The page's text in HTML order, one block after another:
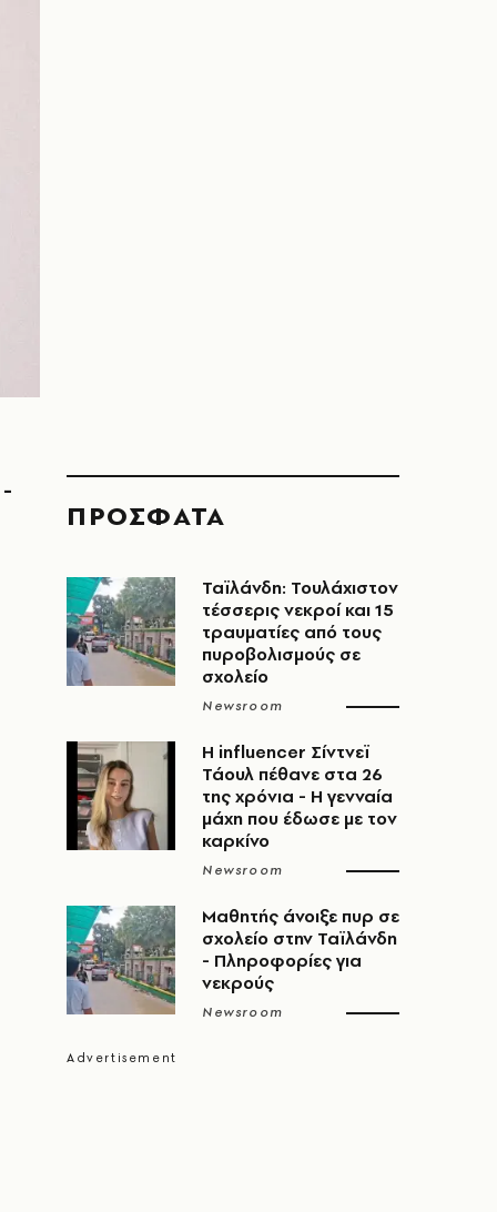
ΠΡΟΣΦΑΤΑ
Ταϊλάνδη: Τουλάχιστον
τέσσερις νεκροί και 15
τραυματίες από τους
πυροβολισμούς σε
σχολείο
Newsroom
Η influencer Σίντνεϊ
Τάουλ πέθανε στα 26
της χρόνια - Η γενναία
μάχη που έδωσε με τον
καρκίνο
Newsroom
Μαθητής άνοιξε πυρ σε
σχολείο στην Ταϊλάνδη
- Πληροφορίες για
νεκρούς
Newsroom